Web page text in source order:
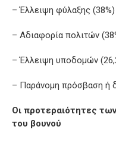
– Έλλειψη φύλαξης (38%)
– Αδιαφορία πολιτών
– Έλλειψη υποδομών
– Παράνομη πρόσβαση ή
Οι προτεραιότητες
του βουνού